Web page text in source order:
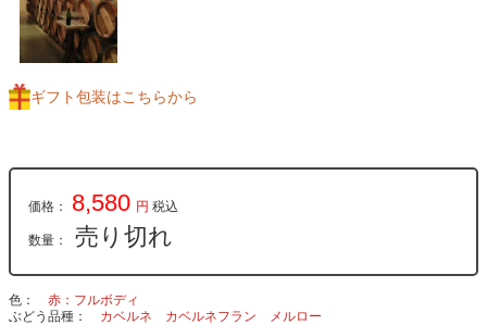
ギフト包装はこちらから
価格： 8,580 円 税込
数量： 売り切れ
色
赤：フルボディ
ぶどう品種
カベルネ カベルネフラン メルロー